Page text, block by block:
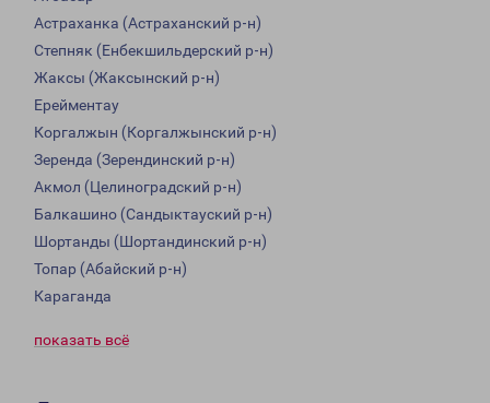
Астраханка (Астраханский р-н)
Степняк (Енбекшильдерский р-н)
Жаксы (Жаксынский р-н)
Ерейментау
Коргалжын (Коргалжынский р-н)
Зеренда (Зерендинский р-н)
Акмол (Целиноградский р-н)
Балкашино (Сандыктауский р-н)
Шортанды (Шортандинский р-н)
Топар (Абайский р-н)
Караганда
показать всё